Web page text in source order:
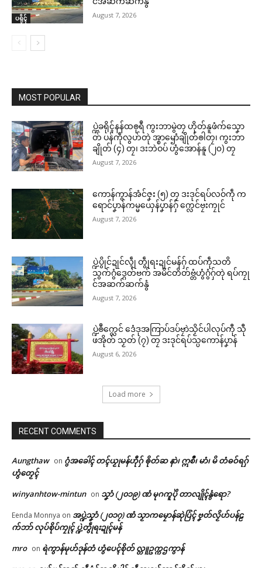
ပရိုၚ် August 7, 2026
MOST POPULAR
ပ္ဍဲခရိုၚ်နန်ထၜုရဳ ကွးဘာမွဲတၠ ဟိုတ်နူဖံက်သၞော
တ် ပန်ကဵုလွဟ်တုဲ အ္စာၝောံချိုတ်ၜါတၠ၊ ကွးဘာ
ချိုတ် (၄) တၠ၊ ဒးဘဲဝပ် ဟွံအောန်နူ (၂၀) တၠ
August 7, 2026
ကောန်ကွာန်အံင်ဇၞး (၅) တၠ ဒးဒုင်ရပ်လဝ်ကဵု က
ရောင်ပၞာန်ကမ္မယှေန်ပၞာန်ဂှ် က္လေင်ဗၠးကၠုင်
August 7, 2026
ပ္ဍဲပွိုင်ဍုင်လ္ၚဵု တွဵုရးဍုင်မန်ဂှ် ထပ်ကဵုသတိ
သွက်ဂွံဒ္ဂေတ်ဗက် အမိင်တိတ်ဗ္တံဟွံဂွံဂှ်တုဲ ရပ်ကၠု
င်အဆက်ဆက်နွံ
August 7, 2026
ပ္ဍဲၜဳက္လေင် ဒေံဒုအကြာပ်ဒပ်ဗၠာဲသၟိင်ပါလုပ်ကီု သီု
ဖအိုတ် သၟတ် (၇) တၠ ဒးဒုင်ရပ်သ္ပကောန်ပၞာန်
August 6, 2026
Load more
RECENT COMMENTS
Aungthaw on ဂွံအခေါၚ် တၚ်ယၟုမန်ဟီုဂှ် ၜိုတ်ဆ နာဲ၊ ဣစဳ၊ မာံ၊ မိ တံဓဝ်ရဂှ်
ဟွံတၟေၚ်
winyanhtow-mintun on သၞာံ (၂၀၁၉) ဏံ မုဂကူပိုဲ တာလျိုၚ်နွံရော?
Eenda Monnya on အပ္ဍဲသၞာံ (၂၀၁၇) ဏံ သၟာကမၠောန်ဆုဲပြံၚ် ဗၞတ်လၟိဟ်ပန်ဠ
က်ဘာ် လုပ်စိုပ်ကၠုၚ် ပ္ဍဲတွဵုရးဍုၚ်မန်
mro on ရဲကွာန်မုဟ်ဒုန်တံ ဟွံပေၚ်စိုတ် လ္တူဥက္ကဌကွာန်